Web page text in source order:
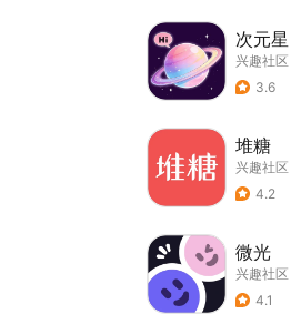
次元星
兴趣社区
3.6
堆糖
兴趣社区
4.2
微光
兴趣社区
4.1